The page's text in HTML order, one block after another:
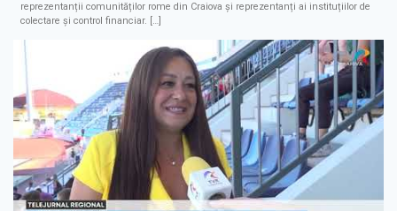
reprezentanții comunităților rome din Craiova și reprezentanți ai instituțiilor de
colectare și control financiar. […]